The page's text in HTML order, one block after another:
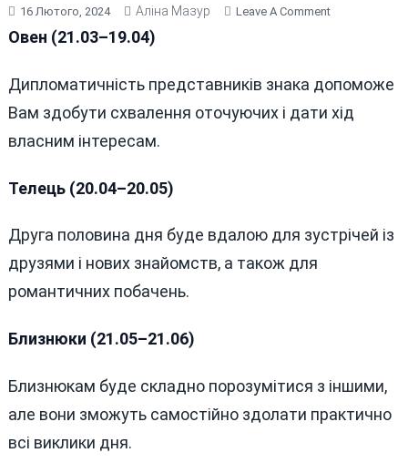
16 Лютого, 2024 Аліна Мазур Leave A CommentOn
ЛЮТОГО
2024
Овен (21.03–19.04)
Дипломатичність представників знака допоможе
Вам здобути схвалення оточуючих і дати хід
власним інтересам.
Телець (20.04–20.05)
Друга половина дня буде вдалою для зустрічей із
друзями і нових знайомств, а також для
романтичних побачень.
Близнюки (21.05–21.06)
Близнюкам буде складно порозумітися з іншими,
але вони зможуть самостійно здолати практично
всі виклики дня.